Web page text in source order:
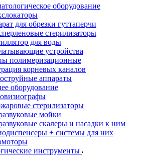
оборудование
для обрезки гуттаперчи
стерилизаторы
для воды
устройства
полимеризационные
корневых каналов
аппараты
оборудование
стерилизаторы
мойки
скалеры и насадки к ним
+ системы для них
инструменты